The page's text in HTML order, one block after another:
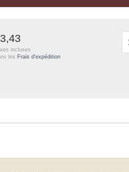
incluses
les Frais d'expédition